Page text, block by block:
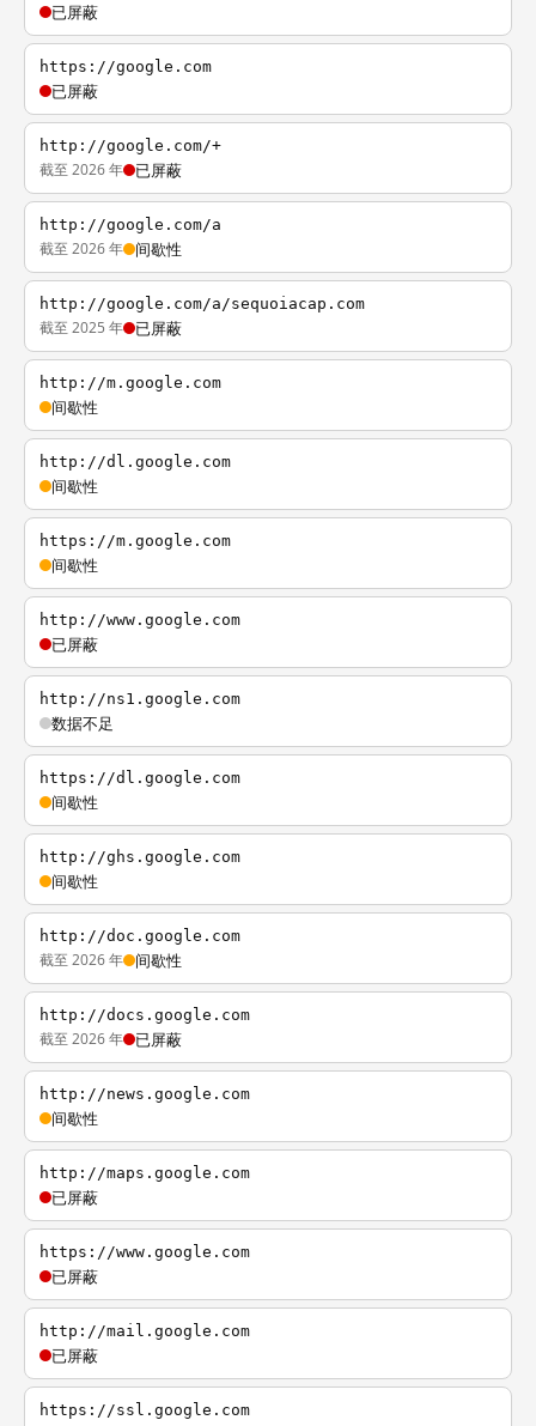
已屏蔽
https://google.com
已屏蔽
http://google.com/+
截至 2026 年 已屏蔽
http://google.com/a
截至 2026 年 间歇性
http://google.com/a/sequoiacap.com
截至 2025 年 已屏蔽
http://m.google.com
间歇性
http://dl.google.com
间歇性
https://m.google.com
间歇性
http://www.google.com
已屏蔽
http://ns1.google.com
数据不足
https://dl.google.com
间歇性
http://ghs.google.com
间歇性
http://doc.google.com
截至 2026 年 间歇性
http://docs.google.com
截至 2026 年 已屏蔽
http://news.google.com
间歇性
http://maps.google.com
已屏蔽
https://www.google.com
已屏蔽
http://mail.google.com
已屏蔽
https://ssl.google.com